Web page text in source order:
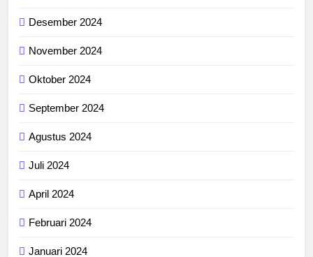
Desember 2024
November 2024
Oktober 2024
September 2024
Agustus 2024
Juli 2024
April 2024
Februari 2024
Januari 2024